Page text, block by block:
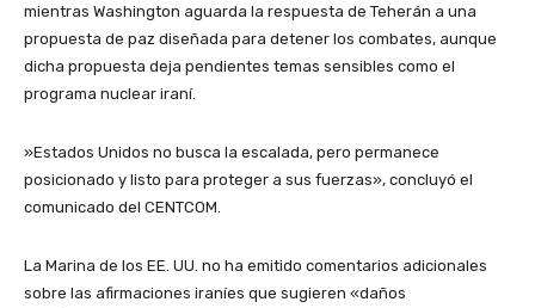
mientras Washington aguarda la respuesta de Teherán a una
propuesta de paz diseñada para detener los combates, aunque
dicha propuesta deja pendientes temas sensibles como el
programa nuclear iraní.
​»Estados Unidos no busca la escalada, pero permanece
posicionado y listo para proteger a sus fuerzas», concluyó el
comunicado del CENTCOM.
​La Marina de los EE. UU. no ha emitido comentarios adicionales
sobre las afirmaciones iraníes que sugieren «daños